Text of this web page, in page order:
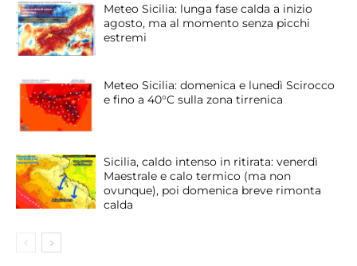
Meteo Sicilia: lunga fase calda a inizio
agosto, ma al momento senza picchi
estremi
Meteo Sicilia: domenica e lunedì Scirocco
e fino a 40°C sulla zona tirrenica
Sicilia, caldo intenso in ritirata: venerdì
Maestrale e calo termico (ma non
ovunque), poi domenica breve rimonta
calda